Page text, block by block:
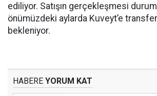
ediliyor. Satışın gerçekleşmesi
önümüzdeki aylarda Kuveyt’e
bekleniyor.
HABERE YORUM KAT